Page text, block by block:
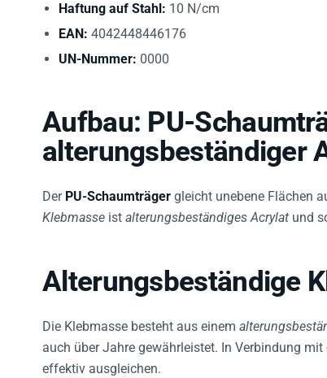
Haftung auf Stahl: 10 N/cm
EAN: 4042448446176
UN-Nummer: 0000
Aufbau: PU-
alterungsbeständiger
Der PU-Schaumträger gleicht unebene Flächen
Klebmasse ist alterungsbeständiges Acrylat und
Alterungsbeständige
Die Klebmasse besteht aus einem
auch über Jahre gewährleistet. In Verbindung
effektiv ausgleichen.